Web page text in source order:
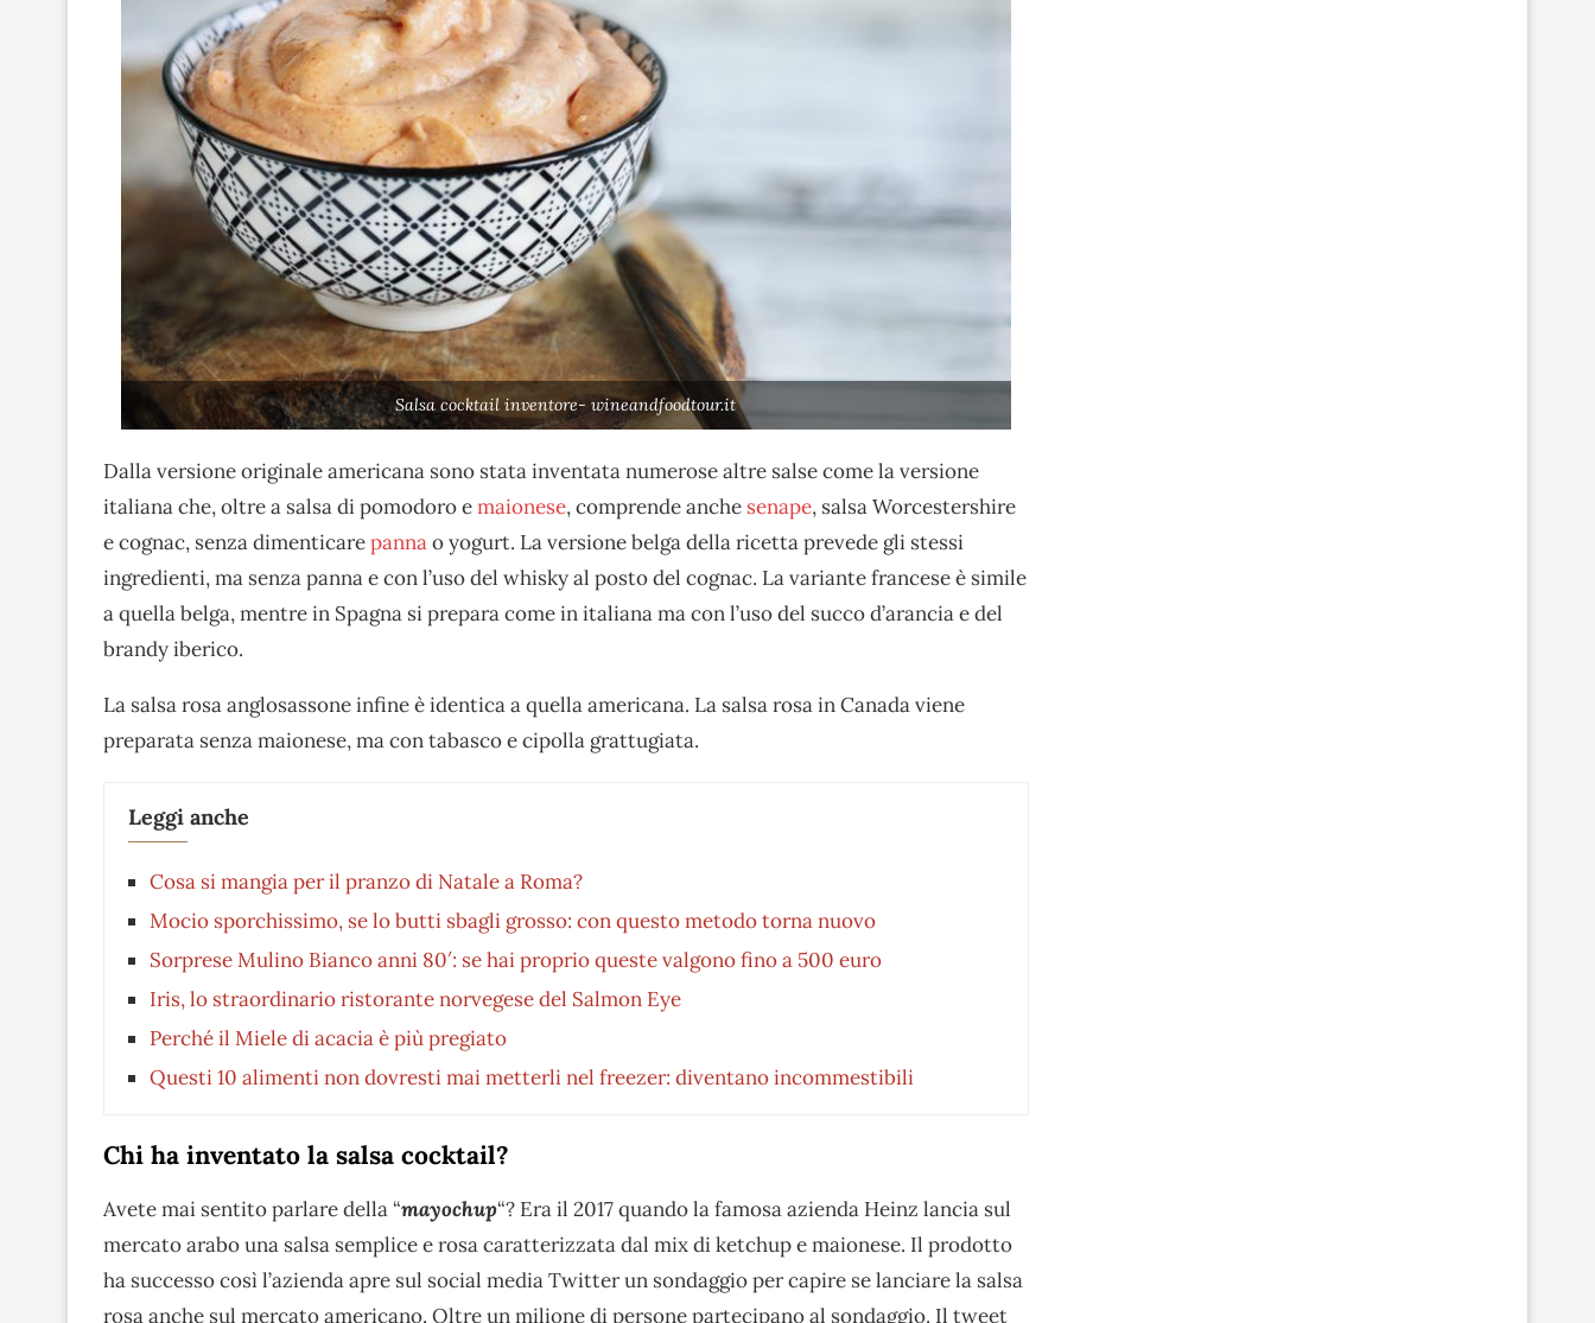
Salsa cocktail inventore- wineandfoodtour.it
Dalla versione originale americana sono stata inventata numerose altre salse come la versione
italiana che, oltre a salsa di pomodoro emaionese, comprende anche senape, salsa Worcestershire
e cognac, senza dimenticarepannao yogurt. La versione belga della ricetta prevede gli stessi
ingredienti, ma senza panna e con l’uso del whisky al posto del cognac. La variante francese è simile
a quella belga, mentre in Spagna si prepara come in italiana ma con l’uso del succo d’arancia e del
brandy iberico.
La salsa rosa anglosassone infine è identica a quella americana. La salsa rosa in Canada viene
preparata senza maionese, ma con tabasco e cipolla grattugiata.
Leggi anche
Cosa si mangia per il pranzo di Natale a Roma?
Mocio sporchissimo, se lo butti sbagli grosso: con questo metodo torna nuovo
Sorprese Mulino Bianco anni 80′: se hai proprio queste valgono fino a 500 euro
Iris, lo straordinario ristorante norvegese del Salmon Eye
Perché il Miele di acacia è più pregiato
Questi 10 alimenti non dovresti mai metterli nel freezer: diventano incommestibili
Chi ha inventato la salsa cocktail?
Avete mai sentito parlare della “mayochup“? Era il 2017 quando la famosa azienda Heinz lancia sul
mercato arabo una salsa semplice e rosa caratterizzata dal mix di ketchup e maionese. Il prodotto
ha successo così l’azienda apre sul social media Twitter un sondaggio per capire se lanciare la salsa
rosa anche sul mercato americano. Oltre un milione di persone partecipano al sondaggio. Il tweet